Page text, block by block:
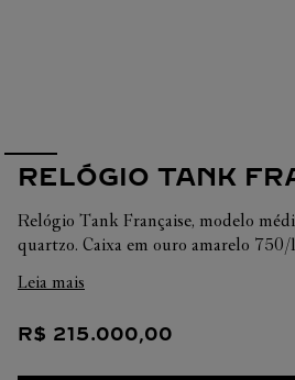
RELÓGIO TANK
Relógio Tank Française, modelo
quartzo. Caixa em ouro amarelo 750/
Mostrador guilloché dourado,
750/1000. Dimensões: 32 mm X 27
Leia mais
R$ 215.000,00